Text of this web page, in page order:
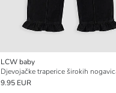
LCW baby
Djevojačke traperice širokih
9.95 EUR